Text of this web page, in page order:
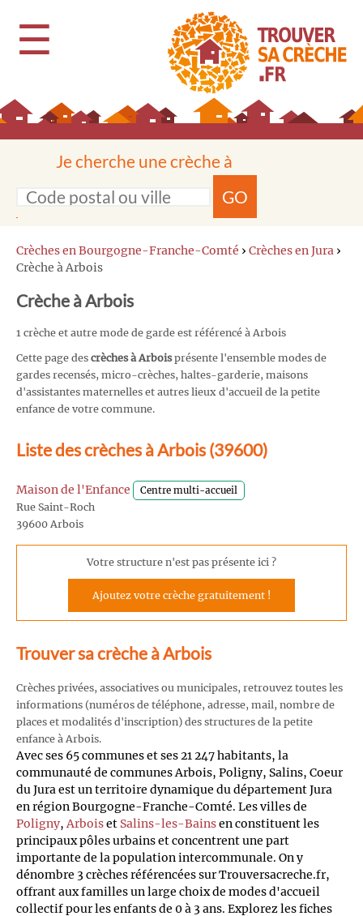
☰
Je cherche une crèche à
GO
Crèches en Bourgogne-Franche-Comté › Crèches en Jura ›
Crèche à Arbois
Crèche à Arbois
1 crèche et autre mode de garde est référencé à Arbois
Cette page des crèches à Arboisprésente l'ensemble modes de
gardes recensés, micro-crèches, haltes-garderie, maisons
d'assistantes maternelles et autres lieux d'accueil de la petite
enfance de votre commune.
Liste des crèches à Arbois (39600)
Maison de l'Enfance Centre multi-accueil
Rue Saint-Roch
39600 Arbois
Votre structure n'est pas présente ici ?
Ajoutez votre crèche gratuitement !
Trouver sa crèche à Arbois
Crèches privées, associatives ou municipales, retrouvez toutes les
informations (numéros de téléphone, adresse, mail, nombre de
places et modalités d'inscription) des structures de la petite
enfance à Arbois.
Avec ses 65 communes et ses 21 247 habitants, la
communauté de communes Arbois, Poligny, Salins, Coeur
du Jura est un territoire dynamique du département Jura
en région Bourgogne-Franche-Comté. Les villes de
Poligny,Arboiset Salins-les-Bainsen constituent les
principaux pôles urbains et concentrent une part
importante de la population intercommunale. On y
dénombre 3 crèches référencées sur Trouversacreche.fr,
offrant aux familles un large choix de modes d'accueil
collectif pour les enfants de 0 à 3 ans. Explorez les fiches